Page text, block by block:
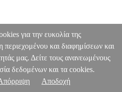
για την ευκολία της
περιεχομένου και διαφημίσεων και
μας. Δείτε τους ανανεωμένους
δεδομένων και τα cookies.
Αποδοχή